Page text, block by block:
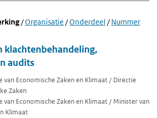
/Organisatie /Onderdeel /Nummer
klachtenbehandeling,
audits
van Economische Zaken en Klimaat / Directie
Zaken
van Economische Zaken en Klimaat / Minister van
Klimaat